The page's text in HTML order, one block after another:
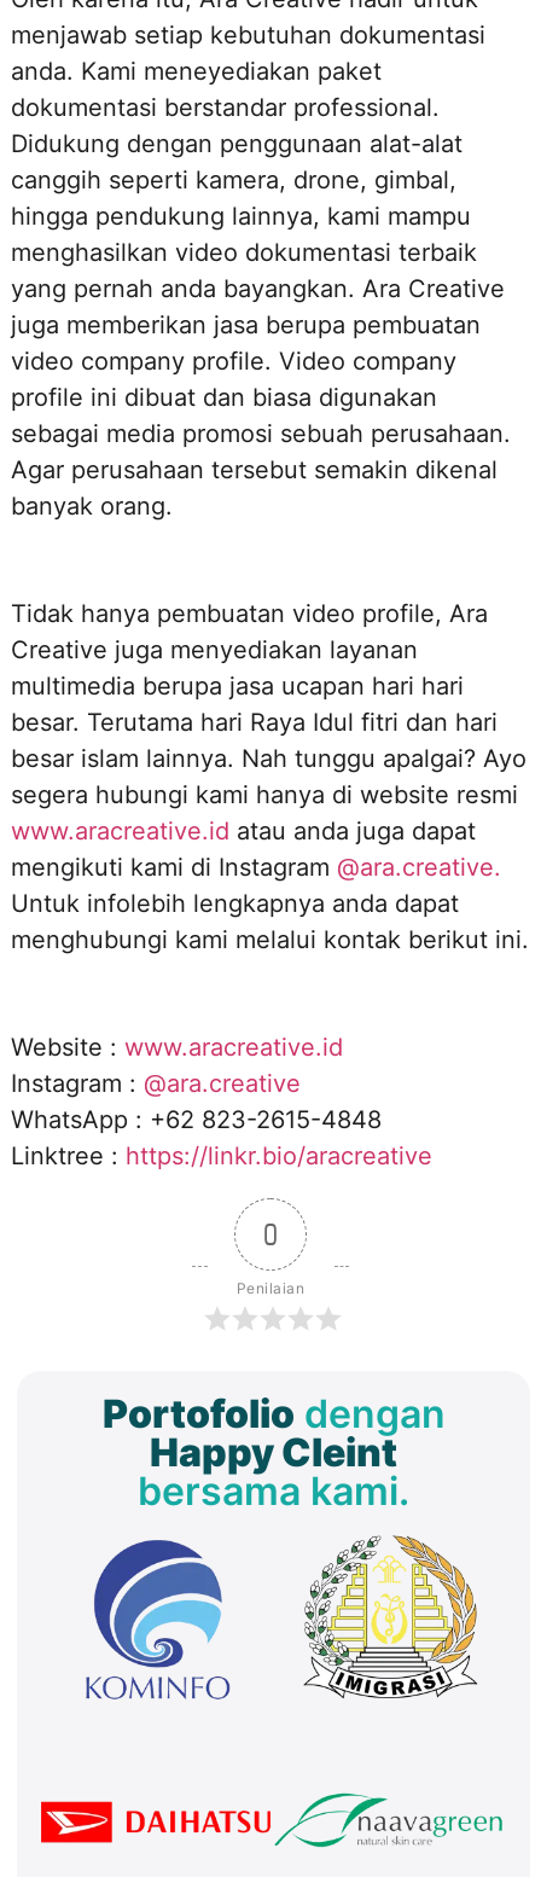
menjawab setiap kebutuhan dokumentasi
anda. Kami meneyediakan paket
dokumentasi berstandar professional.
Didukung dengan penggunaan alat-alat
canggih seperti kamera, drone, gimbal,
hingga pendukung lainnya, kami mampu
menghasilkan video dokumentasi terbaik
yang pernah anda bayangkan. Ara Creative
juga memberikan jasa berupa pembuatan
video company profile. Video company
profile ini dibuat dan biasa digunakan
sebagai media promosi sebuah perusahaan.
Agar perusahaan tersebut semakin dikenal
banyak orang.
Tidak hanya pembuatan video profile, Ara
Creative juga menyediakan layanan
multimedia berupa jasa ucapan hari hari
besar. Terutama hari Raya Idul fitri dan hari
besar islam lainnya. Nah tunggu apalgai? Ayo
segera hubungi kami hanya di website resmi
www.aracreative.id atau anda juga dapat
mengikuti kami di Instagram @ara.creative.
Untuk infolebih lengkapnya anda dapat
menghubungi kami melalui kontak berikut ini.
Website : www.aracreative.id
Instagram : @ara.creative
WhatsApp : +62 823-2615-4848
Linktree : https://linkr.bio/aracreative
0
Penilaian
Portofolio dengan
Happy Cleint
bersama kami.